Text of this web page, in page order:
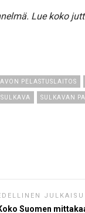
Lue koko
PELASTUSLAITOS
SULKAVA SULKAVAN
JULKAISU
Suomen